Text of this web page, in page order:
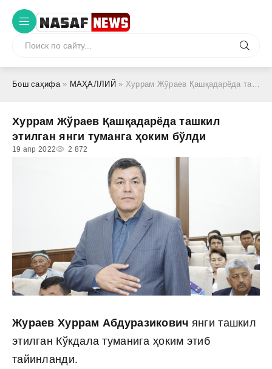
Бош саҳифа» МАҲАЛЛИЙ » Хуррам Жўраев Қашқадарёда ташкил этилган янги туманга ҳоким бўлди
Хуррам Жўраев Қашқадарёда ташкил
этилган янги туманга ҳоким бўлди
19 апр 2022 2 872
Жураев Хуррам Абдуразикович янги ташкил
этилган Кўкдала туманига ҳоким этиб
тайинланди.